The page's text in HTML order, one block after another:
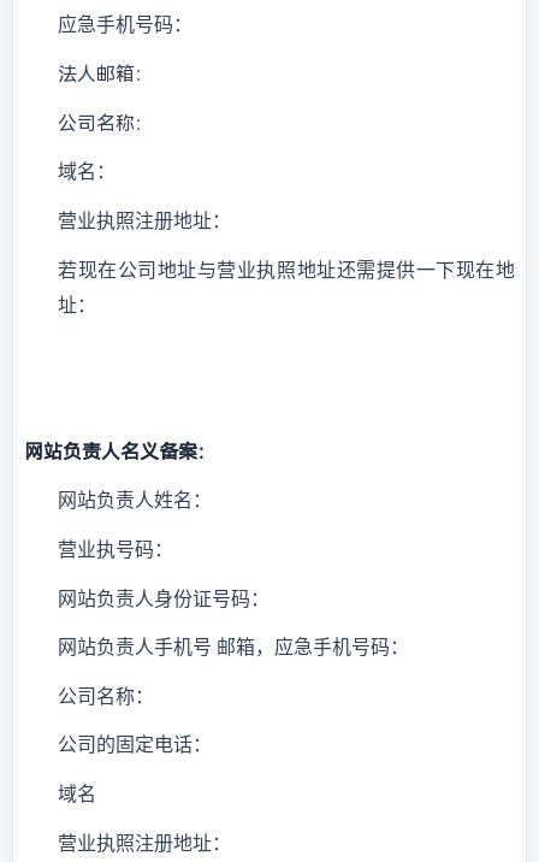
应急手机号码：
法人邮箱：
公司名称：
域名：
营业执照注册地址：
若现在公司地址与营业执照地址还需提供一下现在地
址：
网站负责人名义备案：
网站负责人姓名：
营业执号码：
网站负责人身份证号码：
网站负责人手机号 邮箱，应急手机号码：
公司名称：
公司的固定电话：
域名
营业执照注册地址：